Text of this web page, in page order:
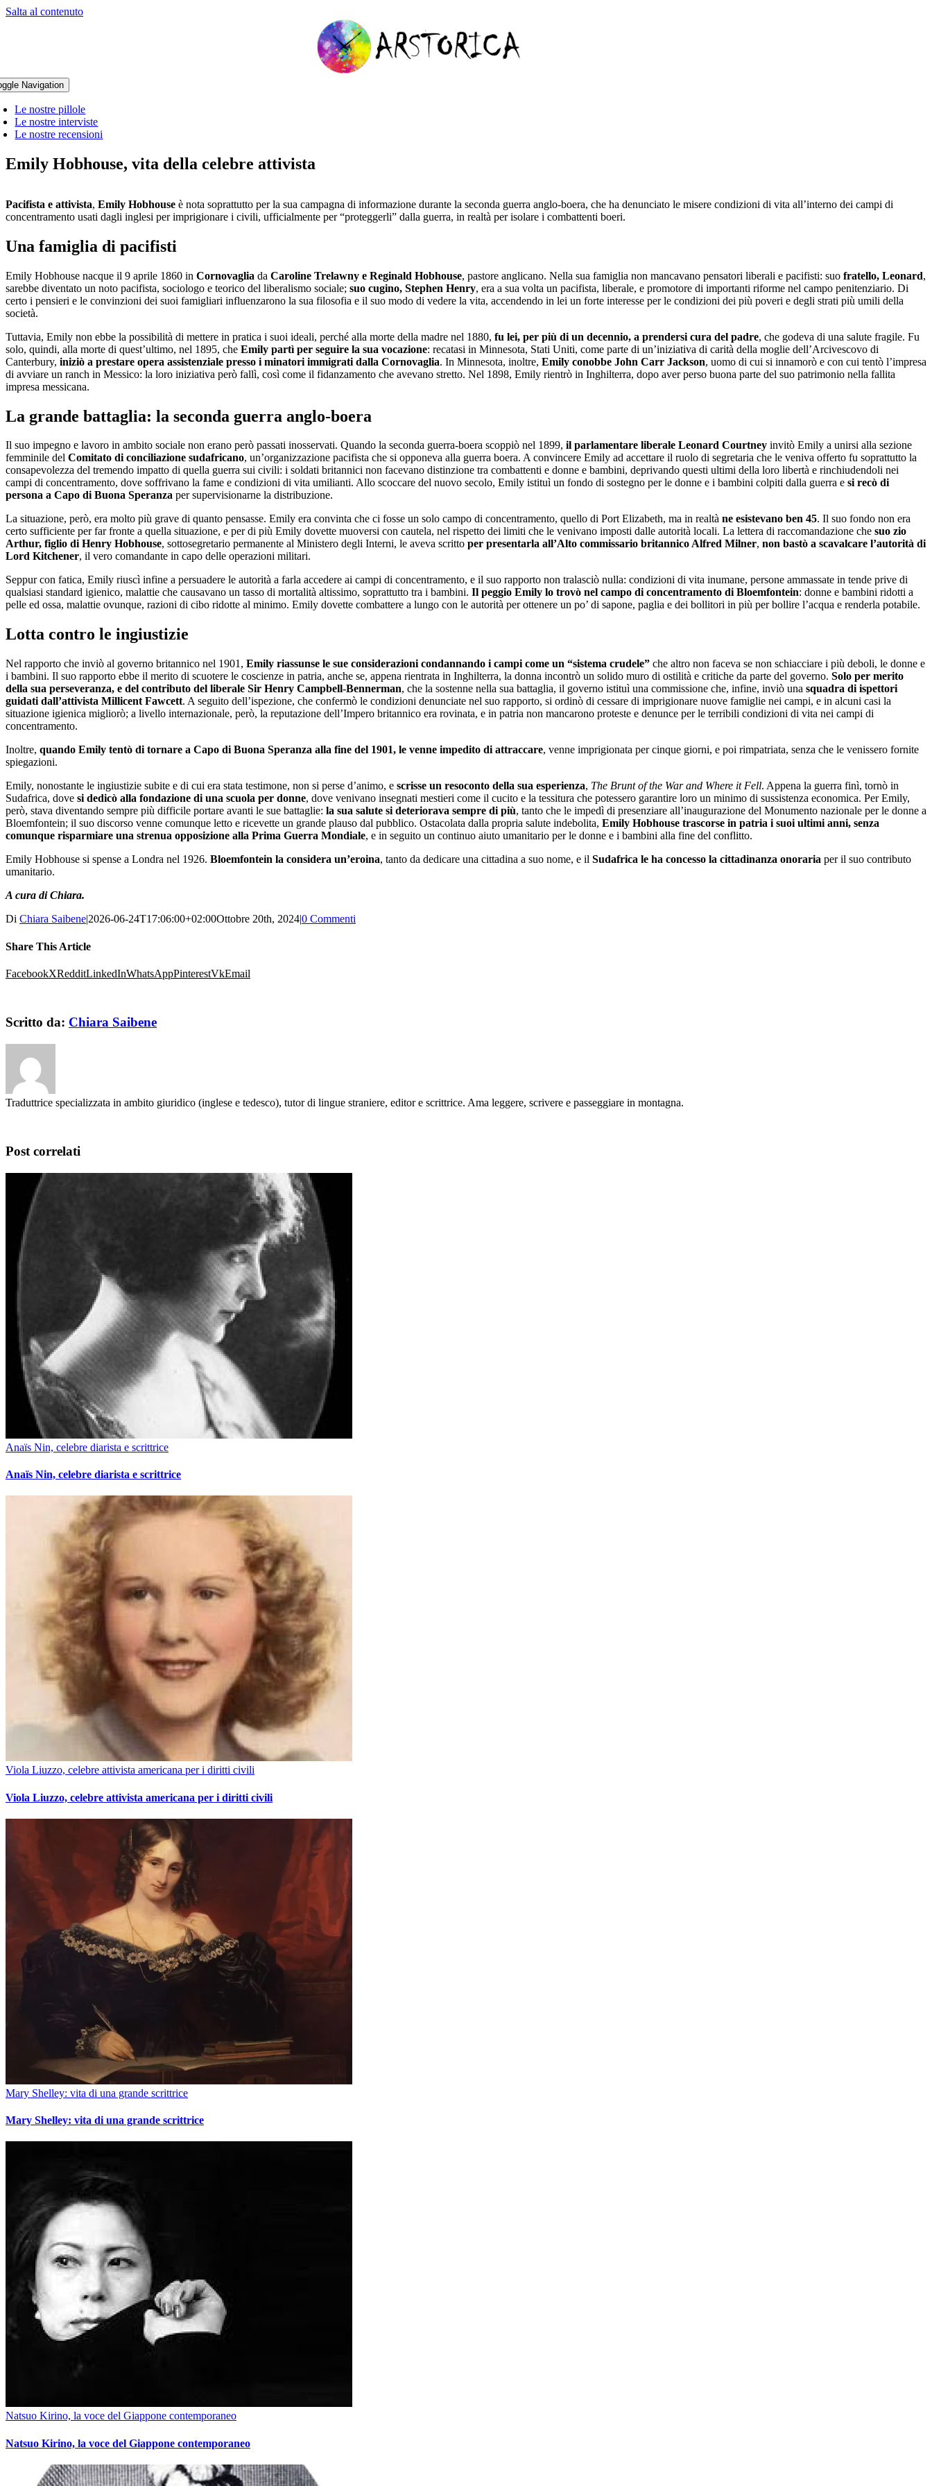
Salta al contenuto
Navigation
Le nostre pillole
Le nostre interviste
Le nostre recensioni
Emily Hobhouse, vita della celebre attivista
Pacifista e attivista, Emily Hobhouse è nota soprattutto per la sua campagna di informazione durante la seconda guerra anglo-boera, che ha denunciato le misere condizioni di vita all’interno dei campi di
concentramento usati dagli inglesi per imprigionare i civili, ufficialmente per “proteggerli” dalla guerra, in realtà per isolare i combattenti boeri.
Una famiglia di pacifisti
Emily Hobhouse nacque il 9 aprile 1860 in Cornovaglia da Caroline Trelawny e Reginald Hobhouse, pastore anglicano. Nella sua famiglia non mancavano pensatori liberali e pacifisti: suo fratello, Leonard,
sarebbe diventato un noto pacifista, sociologo e teorico del liberalismo sociale; suo cugino, Stephen Henry, era a sua volta un pacifista, liberale, e promotore di importanti riforme nel campo penitenziario. Di
certo i pensieri e le convinzioni dei suoi famigliari influenzarono la sua filosofia e il suo modo di vedere la vita, accendendo in lei un forte interesse per le condizioni dei più poveri e degli strati più umili della
società.
Tuttavia, Emily non ebbe la possibilità di mettere in pratica i suoi ideali, perché alla morte della madre nel 1880, fu lei, per più di un decennio, a prendersi cura del padre, che godeva di una salute fragile. Fu
solo, quindi, alla morte di quest’ultimo, nel 1895, che Emily partì per seguire la sua vocazione: recatasi in Minnesota, Stati Uniti, come parte di un’iniziativa di carità della moglie dell’Arcivescovo di
Canterbury, iniziò a prestare opera assistenziale presso i minatori immigrati dalla Cornovaglia. In Minnesota, inoltre, Emily conobbe John Carr Jackson, uomo di cui si innamorò e con cui tentò l’impresa
di avviare un ranch in Messico: la loro iniziativa però fallì, così come il fidanzamento che avevano stretto. Nel 1898, Emily rientrò in Inghilterra, dopo aver perso buona parte del suo patrimonio nella fallita
impresa messicana.
La grande battaglia: la seconda guerra anglo-boera
Il suo impegno e lavoro in ambito sociale non erano però passati inosservati. Quando la seconda guerra-boera scoppiò nel 1899, il parlamentare liberale Leonard Courtney invitò Emily a unirsi alla sezione
femminile del Comitato di conciliazione sudafricano, un’organizzazione pacifista che si opponeva alla guerra boera. A convincere Emily ad accettare il ruolo di segretaria che le veniva offerto fu soprattutto la
consapevolezza del tremendo impatto di quella guerra sui civili: i soldati britannici non facevano distinzione tra combattenti e donne e bambini, deprivando questi ultimi della loro libertà e rinchiudendoli nei
campi di concentramento, dove soffrivano la fame e condizioni di vita umilianti. Allo scoccare del nuovo secolo, Emily istituì un fondo di sostegno per le donne e i bambini colpiti dalla guerra e si recò di
persona a Capo di Buona Speranza per supervisionarne la distribuzione.
La situazione, però, era molto più grave di quanto pensasse. Emily era convinta che ci fosse un solo campo di concentramento, quello di Port Elizabeth, ma in realtà ne esistevano ben 45. Il suo fondo non era
certo sufficiente per far fronte a quella situazione, e per di più Emily dovette muoversi con cautela, nel rispetto dei limiti che le venivano imposti dalle autorità locali. La lettera di raccomandazione che suo zio
Arthur, figlio di Henry Hobhouse, sottosegretario permanente al Ministero degli Interni, le aveva scritto per presentarla all’Alto commissario britannico Alfred Milner, non bastò a scavalcare l’autorità di
Lord Kitchener, il vero comandante in capo delle operazioni militari.
Seppur con fatica, Emily riuscì infine a persuadere le autorità a farla accedere ai campi di concentramento, e il suo rapporto non tralasciò nulla: condizioni di vita inumane, persone ammassate in tende prive di
qualsiasi standard igienico, malattie che causavano un tasso di mortalità altissimo, soprattutto tra i bambini. Il peggio Emily lo trovò nel campo di concentramento di Bloemfontein: donne e bambini ridotti a
pelle ed ossa, malattie ovunque, razioni di cibo ridotte al minimo. Emily dovette combattere a lungo con le autorità per ottenere un po’ di sapone, paglia e dei bollitori in più per bollire l’acqua e renderla potabile.
Lotta contro le ingiustizie
Nel rapporto che inviò al governo britannico nel 1901, Emily riassunse le sue considerazioni condannando i campi come un “sistema crudele” che altro non faceva se non schiacciare i più deboli, le donne e
i bambini. Il suo rapporto ebbe il merito di scuotere le coscienze in patria, anche se, appena rientrata in Inghilterra, la donna incontrò un solido muro di ostilità e critiche da parte del governo. Solo per merito
della sua perseveranza, e del contributo del liberale Sir Henry Campbell-Bennerman, che la sostenne nella sua battaglia, il governo istituì una commissione che, infine, inviò una squadra di ispettori
guidati dall’attivista Millicent Fawcett. A seguito dell’ispezione, che confermò le condizioni denunciate nel suo rapporto, si ordinò di cessare di imprigionare nuove famiglie nei campi, e in alcuni casi la
situazione igienica migliorò; a livello internazionale, però, la reputazione dell’Impero britannico era rovinata, e in patria non mancarono proteste e denunce per le terribili condizioni di vita nei campi di
concentramento.
Inoltre, quando Emily tentò di tornare a Capo di Buona Speranza alla fine del 1901, le venne impedito di attraccare, venne imprigionata per cinque giorni, e poi rimpatriata, senza che le venissero fornite
spiegazioni.
Emily, nonostante le ingiustizie subite e di cui era stata testimone, non si perse d’animo, e scrisse un resoconto della sua esperienza, The Brunt of the War and Where it Fell. Appena la guerra finì, tornò in
Sudafrica, dove si dedicò alla fondazione di una scuola per donne, dove venivano insegnati mestieri come il cucito e la tessitura che potessero garantire loro un minimo di sussistenza economica. Per Emily,
però, stava diventando sempre più difficile portare avanti le sue battaglie: la sua salute si deteriorava sempre di più, tanto che le impedì di presenziare all’inaugurazione del Monumento nazionale per le donne a
Bloemfontein; il suo discorso venne comunque letto e ricevette un grande plauso dal pubblico. Ostacolata dalla propria salute indebolita, Emily Hobhouse trascorse in patria i suoi ultimi anni, senza
comunque risparmiare una strenua opposizione alla Prima Guerra Mondiale, e in seguito un continuo aiuto umanitario per le donne e i bambini alla fine del conflitto.
Emily Hobhouse si spense a Londra nel 1926. Bloemfontein la considera un’eroina, tanto da dedicare una cittadina a suo nome, e il Sudafrica le ha concesso la cittadinanza onoraria per il suo contributo
umanitario.
A cura di Chiara.
Di Chiara Saibene|2026-06-24T17:06:00+02:00Ottobre 20th, 2024|0 Commenti
Share This Article
FacebookXRedditLinkedInWhatsAppPinterestVkEmail
Scritto da: Chiara Saibene
Traduttrice specializzata in ambito giuridico (inglese e tedesco), tutor di lingue straniere, editor e scrittrice. Ama leggere, scrivere e passeggiare in montagna.
Post correlati
Anaïs Nin, celebre diarista e scrittrice
Anaïs Nin, celebre diarista e scrittrice
Viola Liuzzo, celebre attivista americana per i diritti civili
Viola Liuzzo, celebre attivista americana per i diritti civili
Mary Shelley: vita di una grande scrittrice
Mary Shelley: vita di una grande scrittrice
Natsuo Kirino, la voce del Giappone contemporaneo
Natsuo Kirino, la voce del Giappone contemporaneo